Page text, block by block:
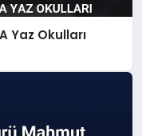
Yaz Okulları